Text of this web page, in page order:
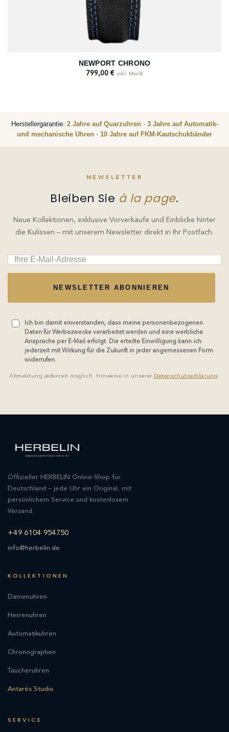
NEWPORT CHRONO
799,00 € inkl. MwSt
Herstellergarantie: 2 Jahre auf Quarzuhren· 3 Jahre auf Automatik-
und mechanische Uhren · 10 Jahre auf FKM-Kautschukbänder
NEWSLETTER
Bleiben Sie à la page.
Neue Kollektionen, exklusive Vorverkäufe und Einblicke hinter
die Kulissen – mit unserem Newsletter direkt in Ihr Postfach.
NEWSLETTER ABONNIEREN
Ich bin damit einverstanden, dass meine personenbezogenen
Daten für Werbezwecke verarbeitet werden und eine werbliche
Ansprache per E-Mail erfolgt. Die erteilte Einwilligung kann ich
jederzeit mit Wirkung für die Zukunft in jeder angemessenen Form
widerrufen.
Abmeldung jederzeit möglich. Hinweise in unserer Datenschutzerklärung.
Offizieller HERBELIN Online-Shop für
Deutschland – jede Uhr ein Original, mit
persönlichem Service und kostenlosem
Versand.
+49 6104 954750
info@herbelin.de
KOLLEKTIONEN
Damenuhren
Herrenuhren
Automatikuhren
Chronographen
Taucheruhren
Antarès Studio
SERVICE